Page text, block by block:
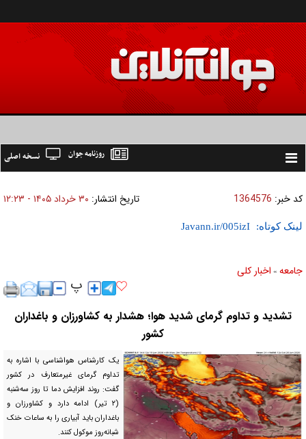
Toggle
نسخه اصلی روزنامه جوان
کد خبر: 1364576 تاریخ انتشار: ۳۰ خرداد ۱۴۰۵ - ۱۲:۲۳
لینک کوتاه:
جامعه » اخبار كلی
تشدید و تداوم گرمای شدید هوا؛ هشدار به کشاورزان و باغداران
کشور
یک کارشناس هواشناسی با اشاره به
تداوم گرمای غیرمتعارف در کشور
گفت: روند افزایش دما تا روز سه‌شنبه
(۲ تیر) ادامه دارد و کشاورزان و
باغداران باید آبیاری را به ساعات خنک
شبانه‌روز موکول کنند.